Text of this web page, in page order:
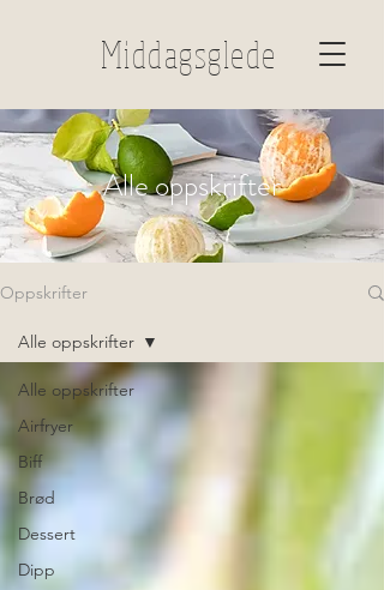
Middagsglede
Alle oppskrifter
Oppskrifter
Alle oppskrifter
Airfryer
Biff
Brød
Dessert
Dipp
Alle oppskrifter